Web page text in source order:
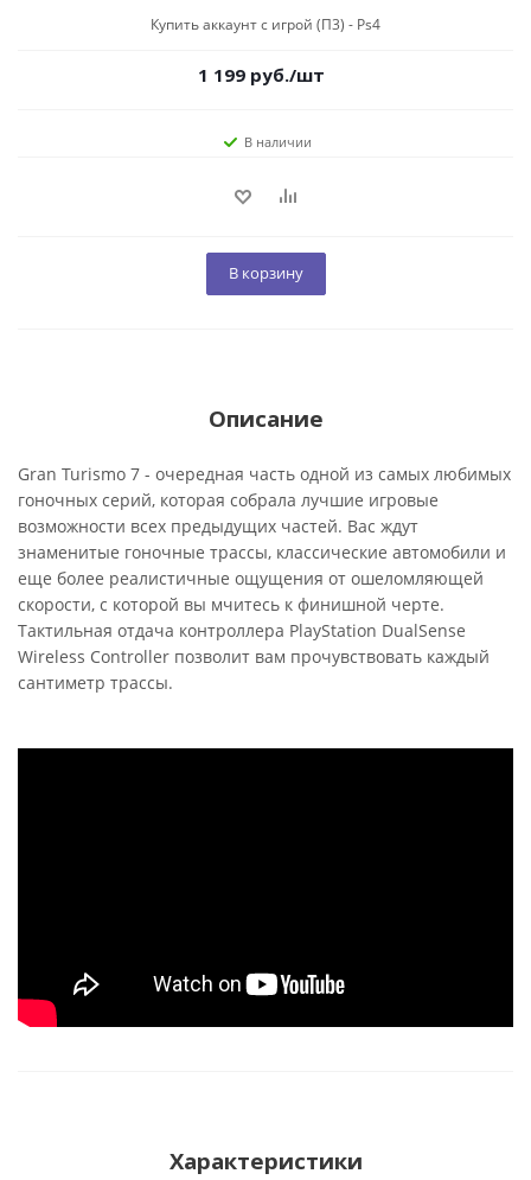
Купить аккаунт с игрой (П3) - Ps4
1 199 руб./шт
В наличии
В корзину
Описание
Gran Turismo 7 - очередная часть одной из самых любимых
гоночных серий, которая собрала лучшие игровые
возможности всех предыдущих частей. Вас ждут
знаменитые гоночные трассы, классические автомобили и
еще более реалистичные ощущения от ошеломляющей
скорости, с которой вы мчитесь к финишной черте.
Тактильная отдача контроллера PlayStation DualSense
Wireless Controller позволит вам прочувствовать каждый
сантиметр трассы.
Характеристики